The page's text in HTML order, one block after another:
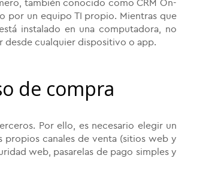
también conocido como CRM On-
por un equipo TI propio. Mientras que
instalado en una computadora, no
desde cualquier dispositivo o app.
de compra
Por ello, es necesario elegir un
propios canales de venta (sitios web y
web, pasarelas de pago simples y